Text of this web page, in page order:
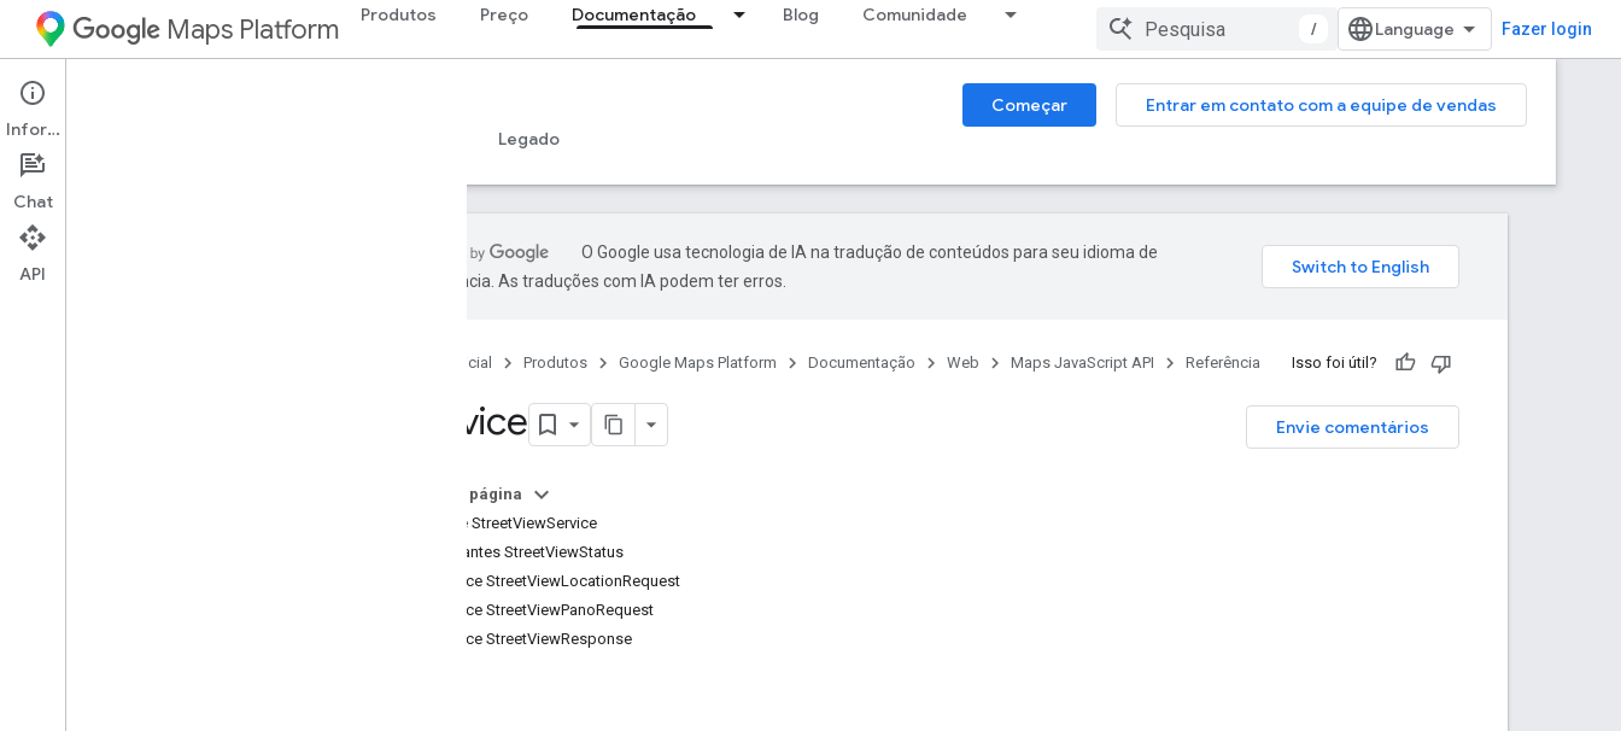
Maps Platform Produtos Preço Documentação Blog Comunidade
/ Fazer login
Web Começar
Entrar em contato com a equipe de vendas
Guias
Legado
O Google usa tecnologia de IA na tradução de conteúdos para seu idioma de
preferência. As traduções com IA podem ter erros.
Página inicial Produtos Google Maps Platform Documentação Web Maps JavaScript API Referência Isso foi útil?
Envie comentários
Service
Nesta página
Classe StreetViewService
Constantes StreetViewStatus
Interface StreetViewLocationRequest
Interface StreetViewPanoRequest
Interface StreetViewResponse
Informações
Chat
API